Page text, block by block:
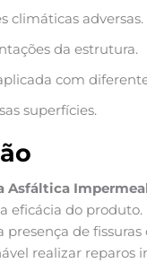
climáticas adversas.
da estrutura.
com
superfícies.
Asfáltica
do produto.
de
realizar